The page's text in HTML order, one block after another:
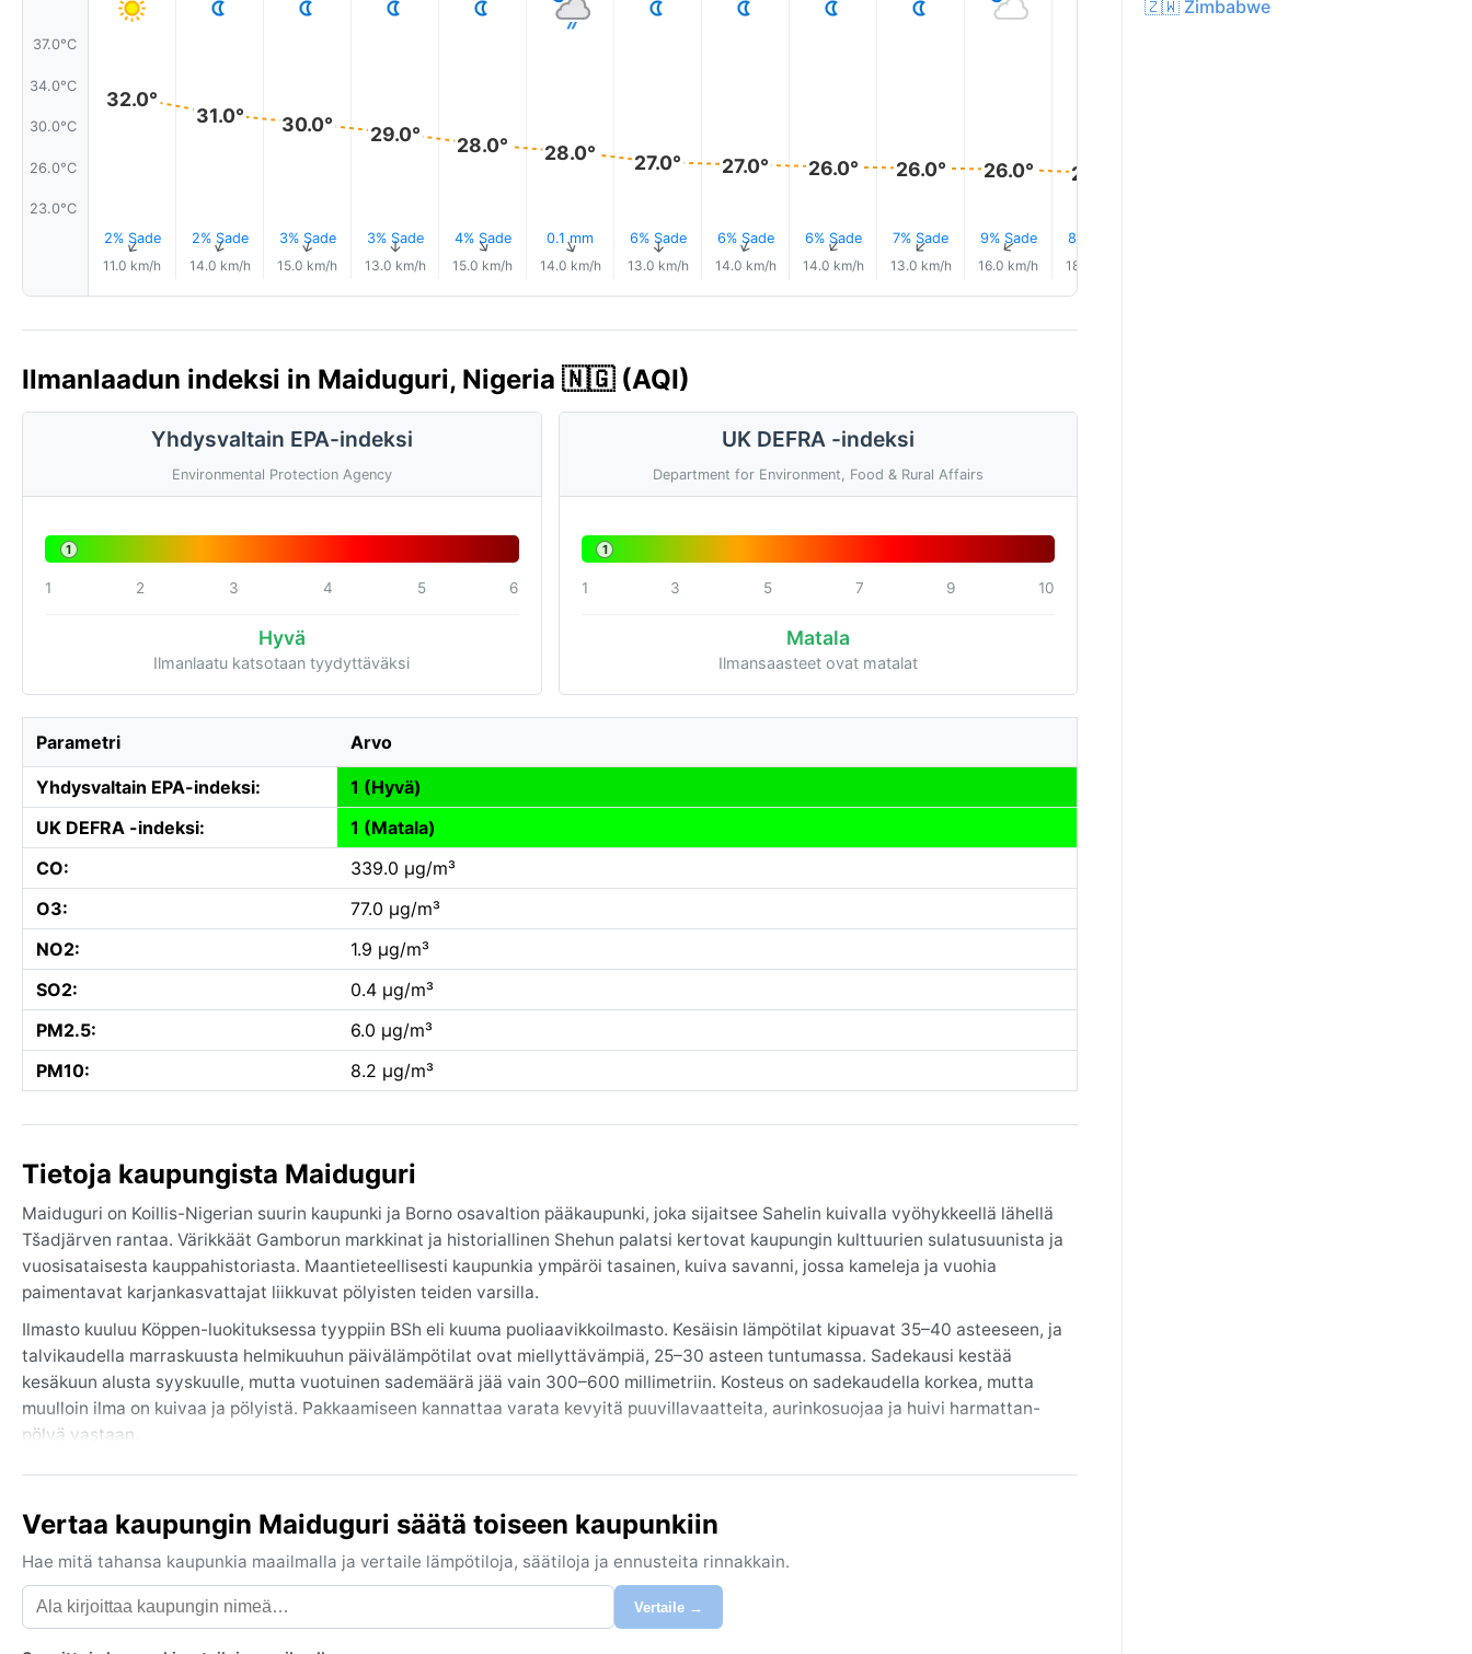
37.0°C
34.0°C
30.0°C
26.0°C
23.0°C
32.0°
2% Sade
↑
11.0 km/h
31.0°
2% Sade
↑
14.0 km/h
30.0°
3% Sade
↑
15.0 km/h
29.0°
3% Sade
↑
13.0 km/h
28.0°
4% Sade
↑
15.0 km/h
28.0°
0.1 mm
↑
14.0 km/h
27.0°
6% Sade
↑
13.0 km/h
27.0°
6% Sade
↑
14.0 km/h
26.0°
6% Sade
↑
14.0 km/h
26.0°
7% Sade
↑
13.0 km/h
26.0°
9% Sade
↑
16.0 km/h
26.0°
8% Sade
18.0 km/h
Ilmanlaadun indeksi in Maiduguri, Nigeria 🇳🇬 (AQI)
Yhdysvaltain EPA-indeksi
Environmental Protection Agency
1
1 2 3 4 5 6
Hyvä
Ilmanlaatu katsotaan tyydyttäväksi
UK DEFRA -indeksi
Department for Environment, Food & Rural Affairs
1
1 3 5 7 9 10
Matala
Ilmansaasteet ovat matalat
Parametri Arvo
Yhdysvaltain EPA-indeksi:
1 (Hyvä)
UK DEFRA -indeksi:
1 (Matala)
CO:
339.0 µg/m³
O3:
77.0 µg/m³
NO2:
1.9 µg/m³
SO2:
0.4 µg/m³
PM2.5:
6.0 µg/m³
PM10:
8.2 µg/m³
Tietoja kaupungista Maiduguri
Maiduguri on Koillis-Nigerian suurin kaupunki ja Borno osavaltion pääkaupunki, joka sijaitsee Sahelin kuivalla vyöhykkeellä lähellä
Tšadjärven rantaa. Värikkäät Gamborun markkinat ja historiallinen Shehun palatsi kertovat kaupungin kulttuurien sulatusuunista ja
vuosisataisesta kauppahistoriasta. Maantieteellisesti kaupunkia ympäröi tasainen, kuiva savanni, jossa kameleja ja vuohia
paimentavat karjankasvattajat liikkuvat pölyisten teiden varsilla.
Ilmasto kuuluu Köppen-luokituksessa tyyppiin BSh eli kuuma puoliaavikkoilmasto. Kesäisin lämpötilat kipuavat 35–40 asteeseen, ja
talvikaudella marraskuusta helmikuuhun päivälämpötilat ovat miellyttävämpiä, 25–30 asteen tuntumassa. Sadekausi kestää
kesäkuun alusta syyskuulle, mutta vuotuinen sademäärä jää vain 300–600 millimetriin. Kosteus on sadekaudella korkea, mutta
muulloin ilma on kuivaa ja pölyistä. Pakkaamiseen kannattaa varata kevyitä puuvillavaatteita, aurinkosuojaa ja huivi harmattan-
pölyä vastaan.
Paras aika matkustaa on marraskuun ja helmikuun välillä, jolloin viileämpi ja kuivempi sää tekee oleskelusta siedettävää.
joulu–tammikuussa heikentäen näkyvyyttä ja aiheuttaen hengitystieoireita. Trooppisia hirmumyrskyjä tai monsuunisateita ei täällä
tunneta; lämpötilat pysyttelevät ympäri vuoden korkeina, ja ainoa hengähdyshetki on lyhyt viileämpi kausi vuoden alussa.
Vertaa kaupungin Maiduguri säätä toiseen kaupunkiin
Hae mitä tahansa kaupunkia maailmalla ja vertaile lämpötiloja, säätiloja ja ennusteita rinnakkain.
Vertaile →
🇿🇼 Zimbabwe